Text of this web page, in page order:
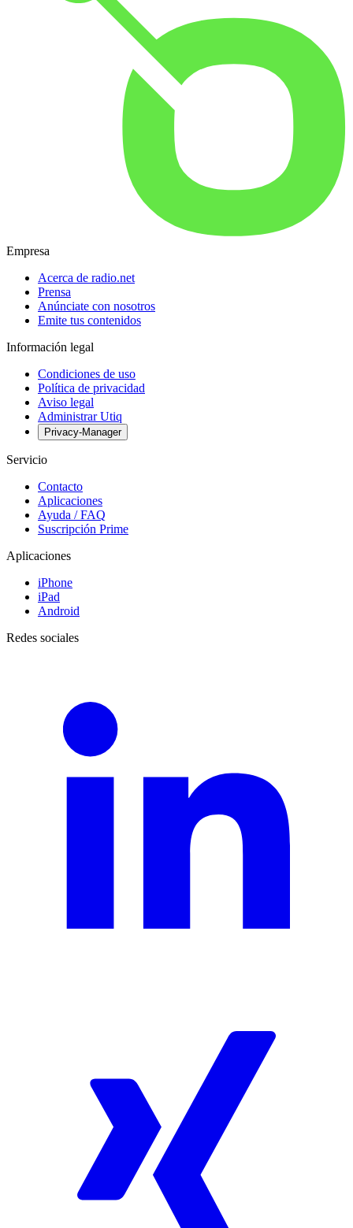
Empresa
Acerca de radio.net
Prensa
Anúnciate con nosotros
Emite tus contenidos
Información legal
Condiciones de uso
Política de privacidad
Aviso legal
Administrar Utiq
Privacy-Manager
Servicio
Contacto
Aplicaciones
Ayuda / FAQ
Suscripción Prime
Aplicaciones
iPhone
iPad
Android
Redes sociales